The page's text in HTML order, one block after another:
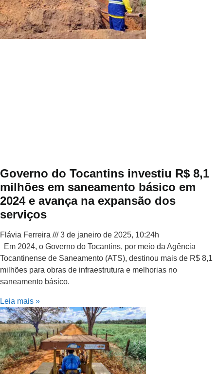
Governo do Tocantins investiu R$ 8,1
milhões em saneamento básico em
2024 e avança na expansão dos
serviços
Flávia Ferreira
3 de janeiro de 2025, 10:24h
Em 2024, o Governo do Tocantins, por meio da Agência
Tocantinense de Saneamento (ATS), destinou mais de R$ 8,1
milhões para obras de infraestrutura e melhorias no
saneamento básico.
Leia mais »